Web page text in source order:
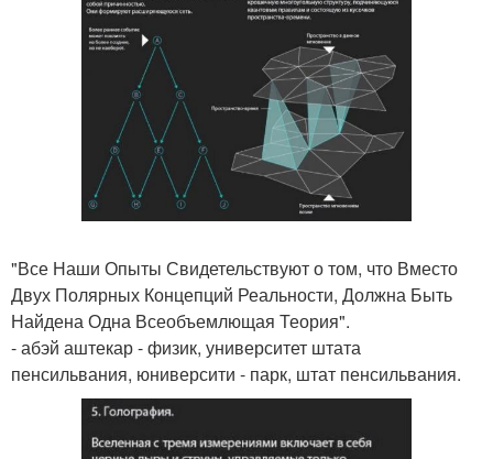
"Все Наши Опыты Свидетельствуют о том, что Вместо
Двух Полярных Концепций Реальности, Должна Быть
Найдена Одна Всеобъемлющая Теория".
- абэй аштекар - физик, университет штата
пенсильвания, юниверсити - парк, штат пенсильвания.